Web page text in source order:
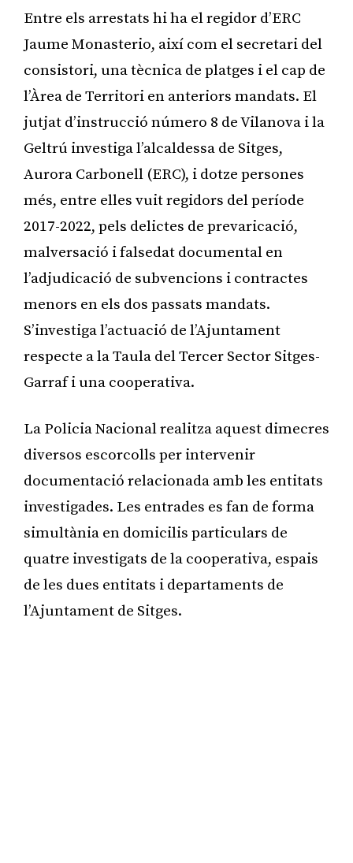
Entre els arrestats hi ha el regidor d’ERC
Jaume Monasterio, així com el secretari del
consistori, una tècnica de platges i el cap de
l’Àrea de Territori en anteriors mandats. El
jutjat d’instrucció número 8 de Vilanova i la
Geltrú investiga l’alcaldessa de Sitges,
Aurora Carbonell (ERC), i dotze persones
més, entre elles vuit regidors del període
2017-2022, pels delictes de prevaricació,
malversació i falsedat documental en
l’adjudicació de subvencions i contractes
menors en els dos passats mandats.
S’investiga l’actuació de l’Ajuntament
respecte a la Taula del Tercer Sector Sitges-
Garraf i una cooperativa.
La Policia Nacional realitza aquest dimecres
diversos escorcolls per intervenir
documentació relacionada amb les entitats
investigades. Les entrades es fan de forma
simultània en domicilis particulars de
quatre investigats de la cooperativa, espais
de les dues entitats i departaments de
l’Ajuntament de Sitges.